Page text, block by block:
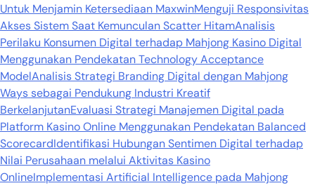
Untuk Menjamin Ketersediaan MaxwinMenguji Responsivitas
Akses Sistem Saat Kemunculan Scatter HitamAnalisis
Perilaku Konsumen Digital terhadap Mahjong Kasino Digital
Menggunakan Pendekatan Technology Acceptance
ModelAnalisis Strategi Branding Digital dengan Mahjong
Ways sebagai Pendukung Industri Kreatif
BerkelanjutanEvaluasi Strategi Manajemen Digital pada
Platform Kasino Online Menggunakan Pendekatan Balanced
ScorecardIdentifikasi Hubungan Sentimen Digital terhadap
Nilai Perusahaan melalui Aktivitas Kasino
OnlineImplementasi Artificial Intelligence pada Mahjong